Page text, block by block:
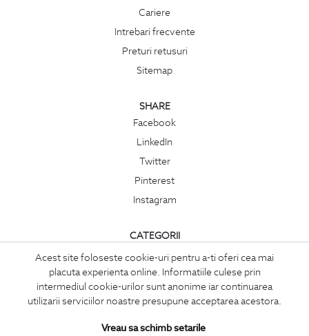
Acest site foloseste cookie-uri pentru a-ti oferi cea mai
placuta experienta online. Informatiile culese prin
intermediul cookie-urilor sunt anonime iar continuarea
utilizarii serviciilor noastre presupune acceptarea acestora.
Vreau sa schimb setarile
Cariere
Intrebari frecvente
Preturi retusuri
Sitemap
SHARE
Facebook
LinkedIn
Twitter
Pinterest
Instagram
CATEGORII
Camasi
Tricouri
Sacouri
Costume
Incaltaminte